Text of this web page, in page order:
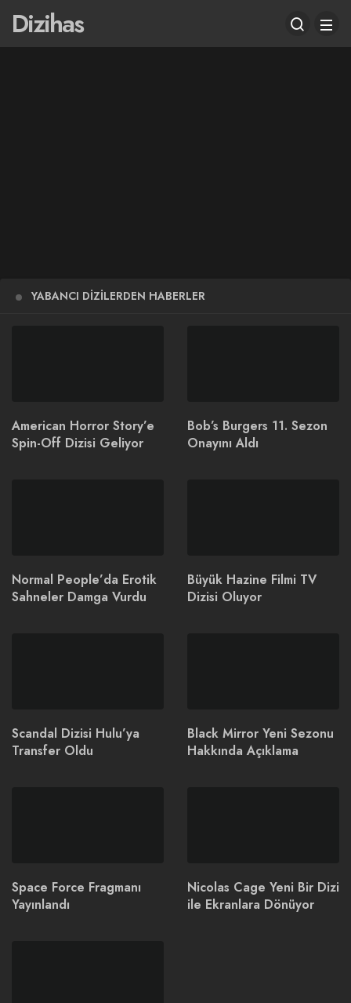
Dizihas
YABANCI DIZILERDEN HABERLER
American Horror Story’e
Spin-Off Dizisi Geliyor
Bob’s Burgers 11. Sezon
Onayını Aldı
Normal People’da Erotik
Sahneler Damga Vurdu
Büyük Hazine Filmi TV
Dizisi Oluyor
Scandal Dizisi Hulu’ya
Transfer Oldu
Black Mirror Yeni Sezonu
Hakkında Açıklama
Space Force Fragmanı
Yayınlandı
Nicolas Cage Yeni Bir Dizi
ile Ekranlara Dönüyor